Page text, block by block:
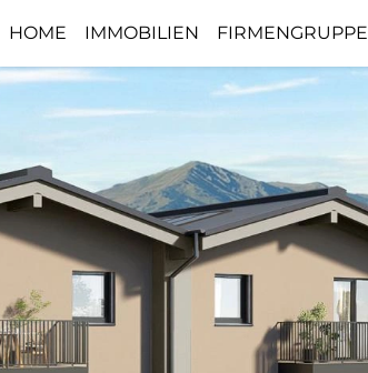
HOME IMMOBILIEN FIRMENGRUPPE